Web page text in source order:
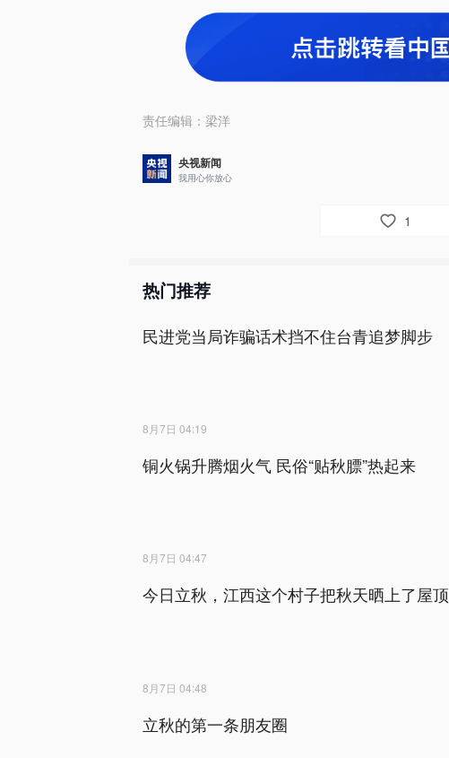
责任编辑： 梁洋
央视新闻
我用心你放心
1
热门推荐
民进党当局诈骗话术挡不住台青追梦脚步
8月7日 04:19
铜火锅升腾烟火气 民俗“贴秋膘”热起来
8月7日 04:47
今日立秋，江西这个村子把秋天晒上了屋顶
8月7日 04:48
立秋的第一条朋友圈